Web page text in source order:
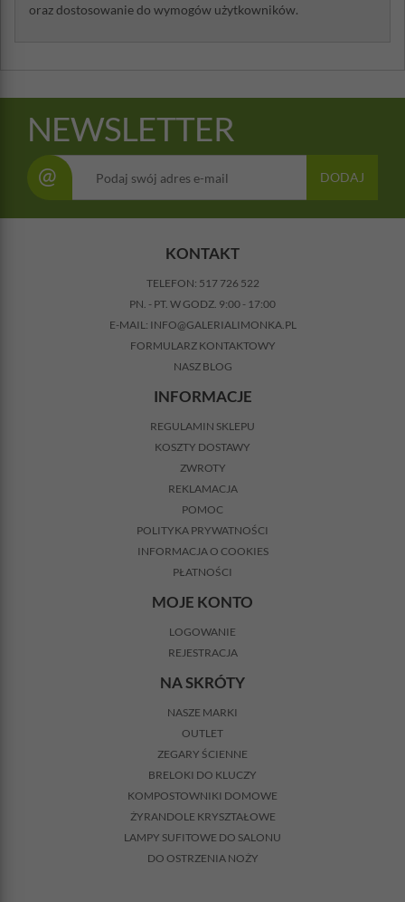
oraz dostosowanie do wymogów użytkowników.
NEWSLETTER
@ DODAJ
KONTAKT
TELEFON: 517 726 522
PN. - PT. W GODZ. 9:00 - 17:00
E-MAIL: INFO@GALERIALIMONKA.PL
FORMULARZ KONTAKTOWY
NASZ BLOG
INFORMACJE
REGULAMIN SKLEPU
KOSZTY DOSTAWY
ZWROTY
REKLAMACJA
POMOC
POLITYKA PRYWATNOŚCI
INFORMACJA O COOKIES
PŁATNOŚCI
MOJE KONTO
LOGOWANIE
REJESTRACJA
NA SKRÓTY
NASZE MARKI
OUTLET
ZEGARY ŚCIENNE
BRELOKI DO KLUCZY
KOMPOSTOWNIKI DOMOWE
ŻYRANDOLE KRYSZTAŁOWE
LAMPY SUFITOWE DO SALONU
DO OSTRZENIA NOŻY